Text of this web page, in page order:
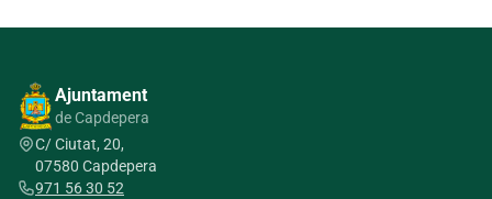
Ajuntament
de Capdepera
C/ Ciutat, 20,
07580 Capdepera
971 56 30 52